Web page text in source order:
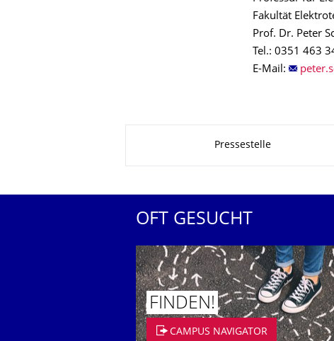
Fakultät
Prof. Dr. Peter
Tel.: 0351 463
E-Mail:
Pressestelle
OFT GESUCHT
FINDEN!
CAMPUS NAVIGATOR